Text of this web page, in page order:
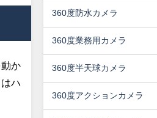
か
ハ
360度防水カメラ
360度業務用カメラ
360度半天球カメラ
360度アクションカメラ